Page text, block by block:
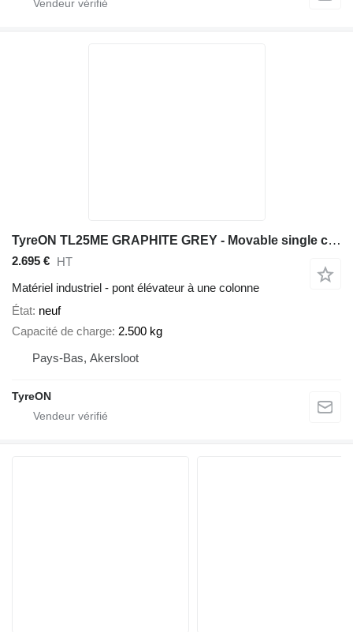
TyreON TL25ME GRAPHITE GREY - Movable single column car lift - fully au
2.695 € HT
Matériel industriel - pont élévateur à une colonne
État neuf
Capacité de charge 2.500 kg
Pays-Bas, Akersloot
TyreON